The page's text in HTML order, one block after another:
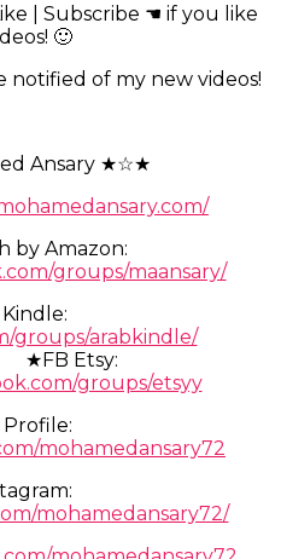
| Subscribe ☚ if you like
🙂
notified of my new videos!
Ansary ★☆★
by Amazon:
groups/maansary/
groups/arabkindle/
Etsy:
groups/etsyy
mohamedansary72
mohamedansary72/